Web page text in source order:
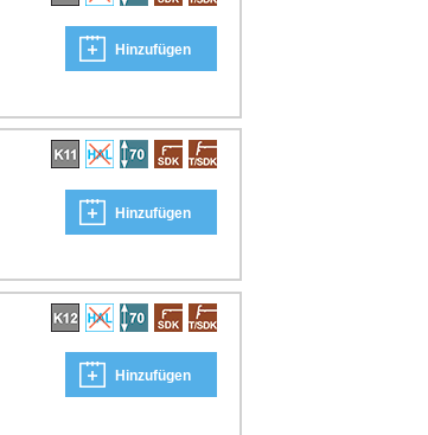
Hinzufügen
Hinzufügen
Hinzufügen